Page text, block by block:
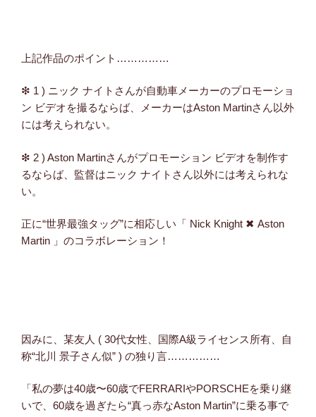
上記作品のポイント……………
❇ 1 ) ニック ナイトさんが自動車メーカーのプロモーショ
ン ビデオを撮るならば、メーカーはAston Martinさん以外
には考えられない。
❇ 2 ) Aston Martinさんがプロモーション ビデオを制作す
るならば、監督はニック ナイトさん以外には考えられな
い。
正に“世界最強タッグ”に相応しい「 Nick Knight ✖ Aston
Martin 」のコラボレーション！
因みに、某友人 ( 30代女性、国際A級ライセンス所有、自
称“北川 景子さん似” ) の独り言……………
「私の夢は40歳〜60歳でFERRARIやPORSCHEを乗り継
いで、60歳を過ぎたら“真っ赤なAston Martin”に乗る事で